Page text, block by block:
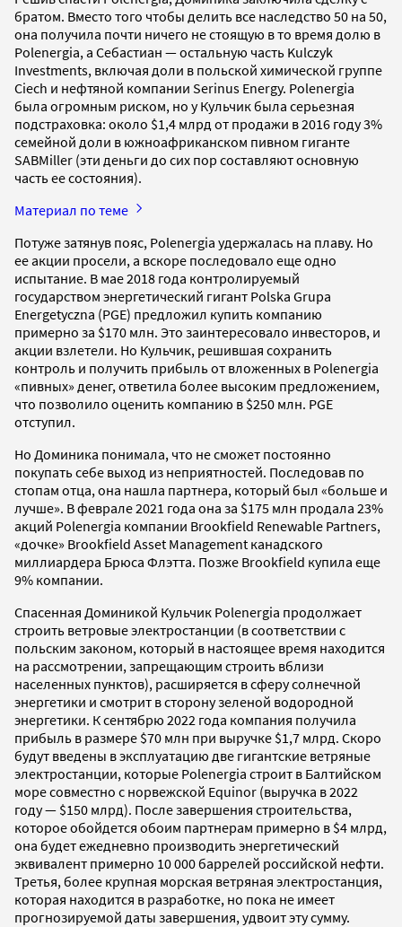
братом. Вместо того чтобы делить все наследство 50 на 50,
она получила почти ничего не стоящую в то время долю в
Polenergia, а Себастиан — остальную часть Kulczyk
Investments, включая доли в польской химической группе
Ciech и нефтяной компании Serinus Energy. Polenergia
была огромным риском, но у Кульчик была серьезная
подстраховка: около $1,4 млрд от продажи в 2016 году 3%
семейной доли в южноафриканском пивном гиганте
SABMiller (эти деньги до сих пор составляют основную
часть ее состояния).
Материал по теме
Потуже затянув пояс, Polenergia удержалась на плаву. Но
ее акции просели, а вскоре последовало еще одно
испытание. В мае 2018 года контролируемый
государством энергетический гигант Polska Grupa
Energetyczna (PGE) предложил купить компанию
примерно за $170 млн. Это заинтересовало инвесторов, и
акции взлетели. Но Кульчик, решившая сохранить
контроль и получить прибыль от вложенных в Polenergia
«пивных» денег, ответила более высоким предложением,
что позволило оценить компанию в $250 млн. PGE
отступил.
Но Доминика понимала, что не сможет постоянно
покупать себе выход из неприятностей. Последовав по
стопам отца, она нашла партнера, который был «больше и
лучше». В феврале 2021 года она за $175 млн продала 23%
акций Polenergia компании Brookfield Renewable Partners,
«дочке» Brookfield Asset Management канадского
миллиардера Брюса Флэтта. Позже Brookfield купила еще
9% компании.
Спасенная Доминикой Кульчик Polenergia продолжает
строить ветровые электростанции (в соответствии с
польским законом, который в настоящее время находится
на рассмотрении, запрещающим строить вблизи
населенных пунктов), расширяется в сферу солнечной
энергетики и смотрит в сторону зеленой водородной
энергетики. К сентябрю 2022 года компания получила
прибыль в размере $70 млн при выручке $1,7 млрд. Скоро
будут введены в эксплуатацию две гигантские ветряные
электростанции, которые Polenergia строит в Балтийском
море совместно с норвежской Equinor (выручка в 2022
году — $150 млрд). После завершения строительства,
которое обойдется обоим партнерам примерно в $4 млрд,
она будет ежедневно производить энергетический
эквивалент примерно 10 000 баррелей российской нефти.
Третья, более крупная морская ветряная электростанция,
которая находится в разработке, но пока не имеет
прогнозируемой даты завершения, удвоит эту сумму.